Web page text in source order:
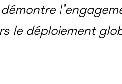
démontre
le déploiement